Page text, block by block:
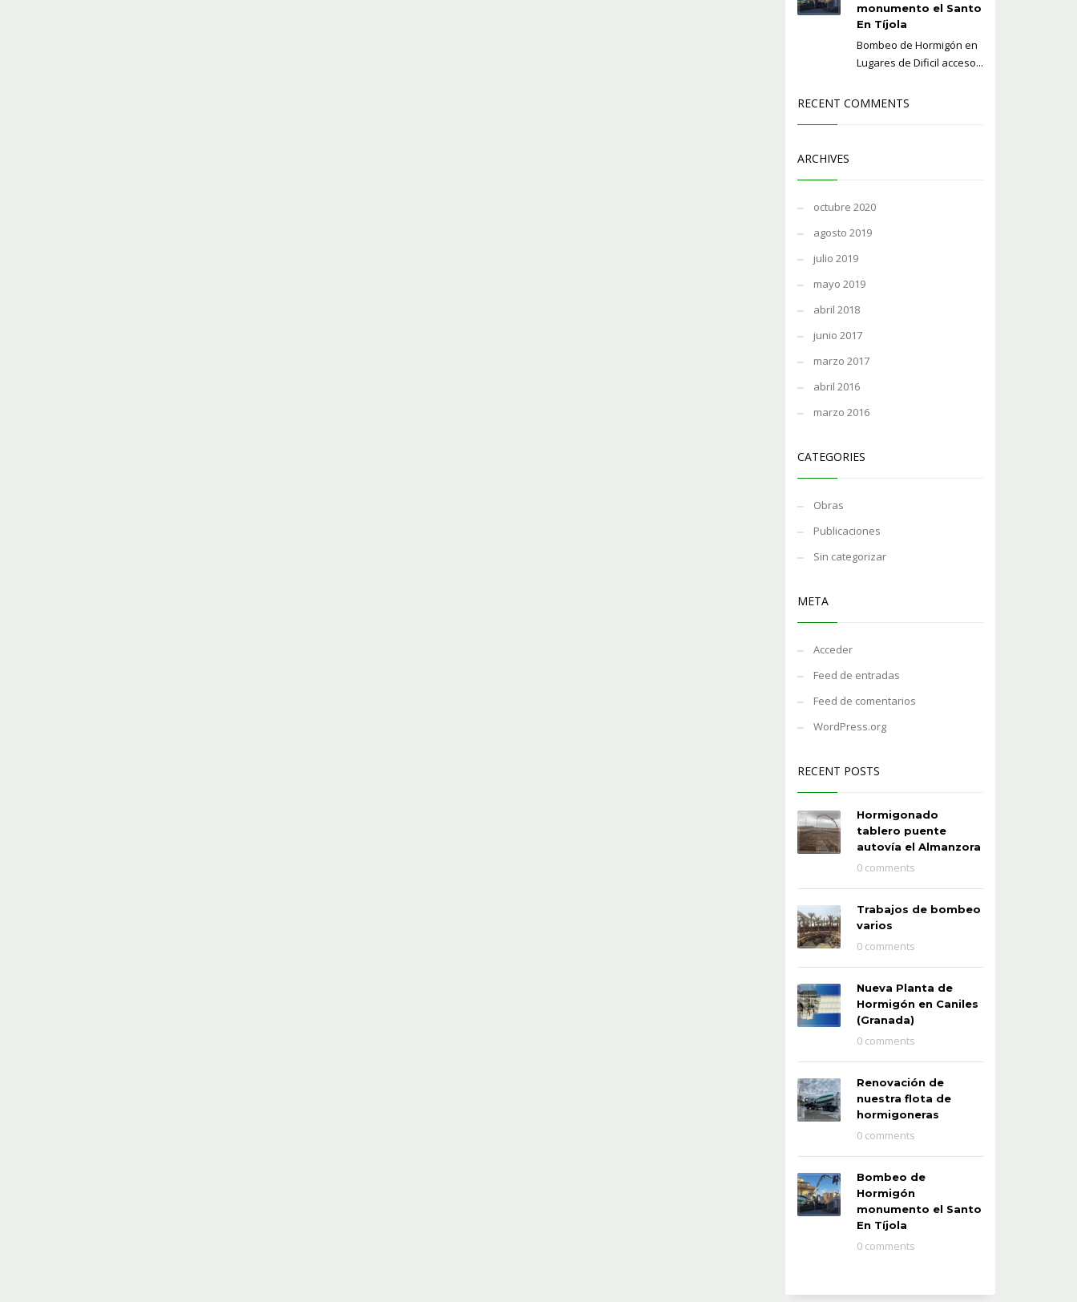
monumento el Santo
En Tíjola
Bombeo de Hormigón en
Lugares de Dificil acceso...
RECENT COMMENTS
ARCHIVES
octubre 2020
agosto 2019
julio 2019
mayo 2019
abril 2018
junio 2017
marzo 2017
abril 2016
marzo 2016
CATEGORIES
Obras
Publicaciones
Sin categorizar
META
Acceder
Feed de entradas
Feed de comentarios
WordPress.org
RECENT POSTS
Hormigonado
tablero puente
autovía el Almanzora
0 comments
Trabajos de bombeo
varios
0 comments
Nueva Planta de
Hormigón en Caniles
(Granada)
0 comments
Renovación de
nuestra flota de
hormigoneras
0 comments
Bombeo de
Hormigón
monumento el Santo
En Tíjola
0 comments